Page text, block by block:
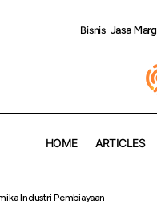
Bisnis Jasa
HOME ARTICLES
BRI Finance Catat
Industri Pembiayaan